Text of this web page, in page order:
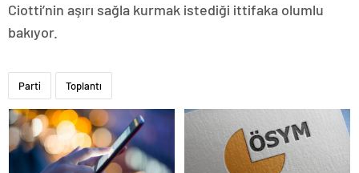
Ciotti’nin aşırı sağla kurmak istediği ittifaka olumlu
bakıyor.
Parti Toplantı